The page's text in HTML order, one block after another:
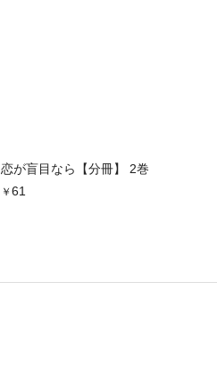
恋が盲目なら【分冊】 2巻
61